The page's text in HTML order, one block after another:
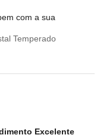
com a sua
Temperado
Excelente